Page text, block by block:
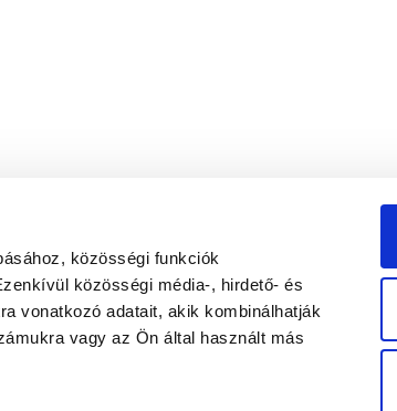
közösségi funkciók
közösségi média-, hirdető- és
vonatkozó adatait, akik kombinálhatják
vagy az Ön által használt más